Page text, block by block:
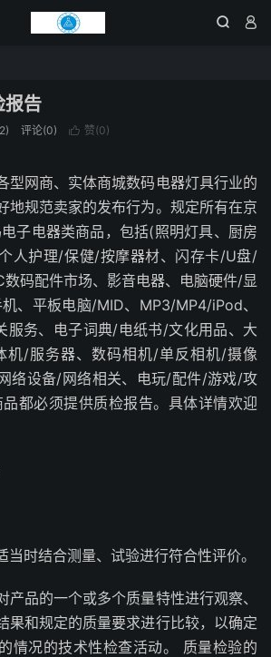
 
报告
评论(0)  赞(0)
型网商、实体商城数码电器灯具行业的
地规范卖家的发布行为。规定所有在京
子电器类商品，包括(照明灯具、厨房
人护理/保健/按摩器材、闪存卡/U盘/
码配件市场、影音电器、电脑硬件/显
、平板电脑/MID、MP3/MP4/iPod、
服务、电子词典/电纸书/文化用品、大
机/服务器、数码相机/单反相机/摄像
络设备/网络相关、电玩/配件/游戏/攻
都必须提供质检报告。具体详情欢迎
当时结合测量、试验进行符合性评价。
产品的一个或多个质量特性进行观察、
果和规定的质量要求进行比较，以确定
情况的技术性检查活动。 质量检验的